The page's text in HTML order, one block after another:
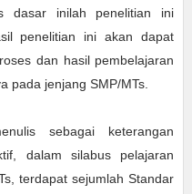
dasar inilah penelitian ini
penelitian ini akan dapat
dan hasil pembelajaran
pada jenjang SMP/MTs.
sebagai keterangan
dalam silabus pelajaran
terdapat sejumlah Standar